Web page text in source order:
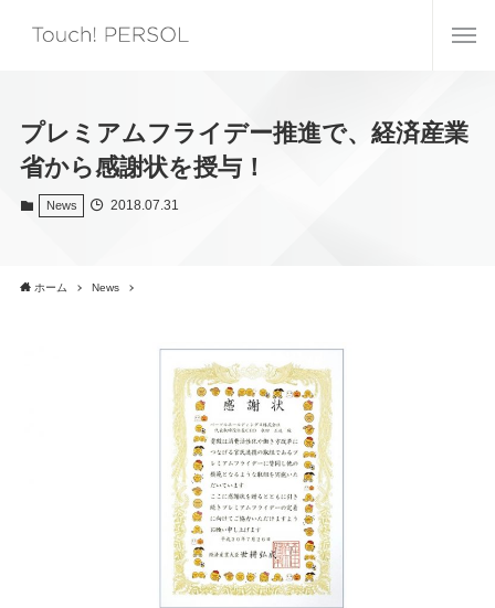
プレミアムフライデー推進で、経済産業
省から感謝状を授与！
News 2018.07.31
ホーム News